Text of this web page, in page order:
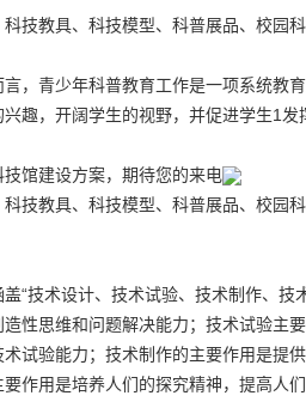
技教具、科技模型、科普展品、校园
，青少年科普教育工作是一项系统教育
趣，开阔学生的视野，并促进学生1发
技馆建设方案，期待您的来电
技教具、科技模型、科普展品、校园
“技术设计、技术试验、技术制作、技
造性思维和问题解决能力；技术试验主
试验能力；技术制作的主要作用是提
作用是培养人们的探究精神，提高人